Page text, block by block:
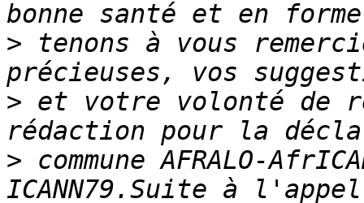
> tenons à vous
> et votre volonté de
> commune AFRALO-